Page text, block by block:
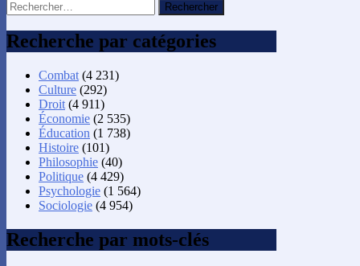
Rechercher :
Recherche par catégories
Combat (4 231)
Culture (292)
Droit (4 911)
Économie (2 535)
Éducation (1 738)
Histoire (101)
Philosophie (40)
Politique (4 429)
Psychologie (1 564)
Sociologie (4 954)
Recherche par mots-clés